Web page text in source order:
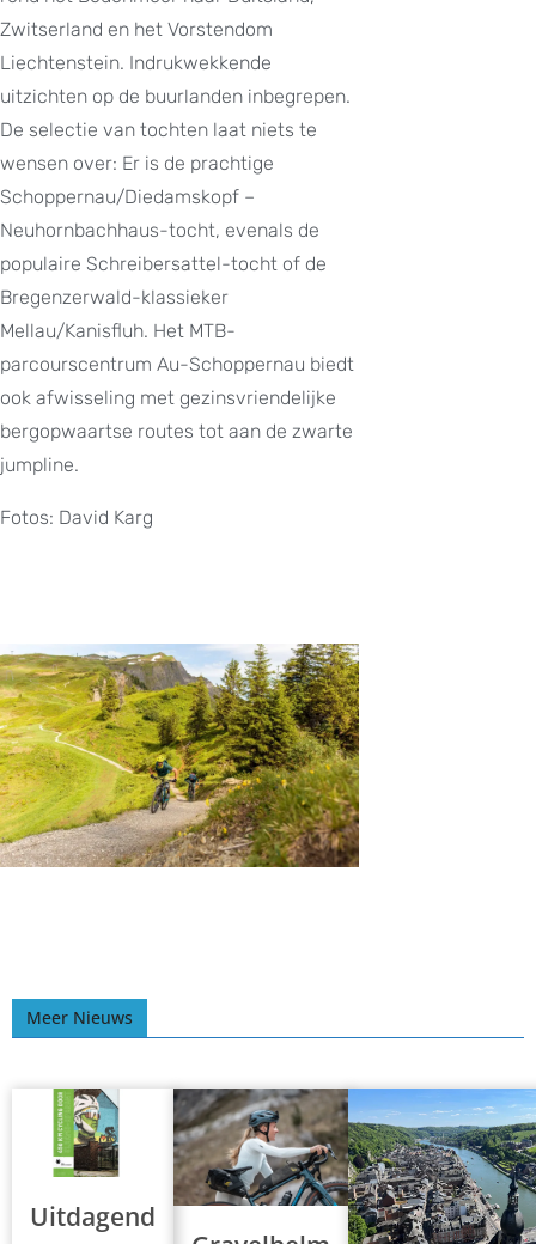
Zwitserland en het Vorstendom
Liechtenstein. Indrukwekkende
uitzichten op de buurlanden inbegrepen.
De selectie van tochten laat niets te
wensen over: Er is de prachtige
Schoppernau/Diedamskopf –
Neuhornbachhaus-tocht, evenals de
populaire Schreibersattel-tocht of de
Bregenzerwald-klassieker
Mellau/Kanisfluh. Het MTB-
parcourscentrum Au-Schoppernau biedt
ook afwisseling met gezinsvriendelijke
bergopwaartse routes tot aan de zwarte
jumpline.
Fotos: David Karg
Meer Nieuws
Uitdagend